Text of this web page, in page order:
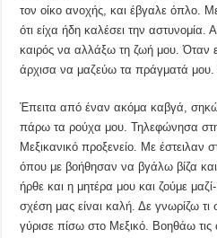
τον οίκο ανοχής, και έβγαλε όπλο.
ότι είχα ήδη καλέσει την
καιρός να αλλάξω τη ζωή μου. Όταν
άρχισα να μαζεύω τα πράγματά
Έπειτα από έναν ακόμα καβγά,
πάρω τα ρούχα μου. Τηλεφώνησα
Μεξικανικό προξενείο. Με
όπου με βοήθησαν να βγάλω βίζα
ήρθε και η μητέρα μου και ζούμε
σχέση μας είναι καλή. Δε γνωρίζω
γύρισε πίσω στο Μεξικό. Βοηθάω